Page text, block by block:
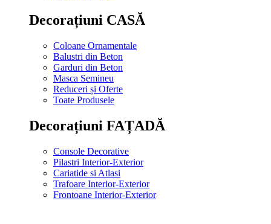
Decorațiuni CASĂ
Coloane Ornamentale
Balustri din Beton
Garduri din Beton
Masca Semineu
Reduceri și Oferte
Toate Produsele
Decorațiuni FAȚADĂ
Console Decorative
Pilastri Interior-Exterior
Cariatide si Atlasi
Trafoare Interior-Exterior
Frontoane Interior-Exterior